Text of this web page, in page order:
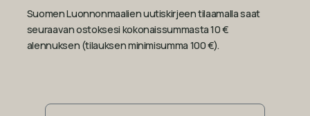
Suomen Luonnonmaalien uutiskirjeen tilaamalla saat
seuraavan ostoksesi kokonaissummasta 10 €
alennuksen (tilauksen minimisumma 100 €).
Sähköposti